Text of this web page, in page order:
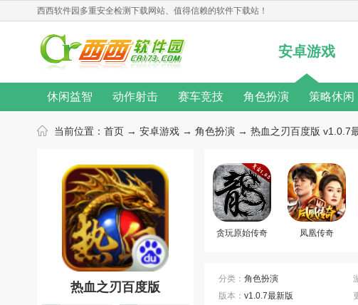
西西软件园 多重安全检测下载网站、值得信赖的软件下载站！
安卓游戏
休闲益智 动作射击 赛车竞技 角色扮演 策略休闲
无限金币 桌游游戏 单机游戏 汉化游戏 修改器
游戏新闻 游戏攻略 游戏心得 修改教程 游戏说明
游戏合集 游戏主题 游戏厂商
当前位置： 首页 → 安卓游戏 → 角色扮演 → 热血之刃百度版 v1.0.7
热血之刃百度版
贪玩原始传奇 凤凰传奇
分类： 角色扮演
版本： v1.0.7最新版